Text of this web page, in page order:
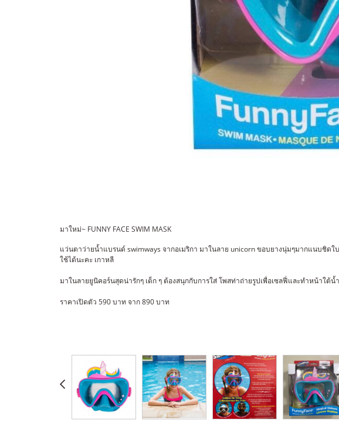
มาใหม่~ FUNNY FACE SWIM MASK
แว่นตาว่ายน้ำแบรนด์ swimways จากอเมริกา มาในลาย unicorn ขอบยางนุ่มๆมากแนบชิด
ใช้ได้นะคะ เกาหลี
มาในลายยูนิคอร์นสุดน่ารักๆ เด็ก ๆ ต้องสนุกกับการใส่ โพสท่าถ่ายรูปเพื่อเซลฟี่และทำหน้าใต้
ราคาเปิดตัว 590 บาท จาก 890 บาท